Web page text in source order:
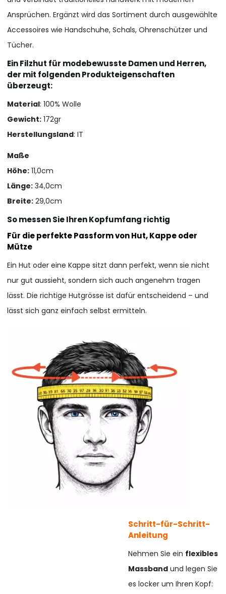
Ansprüchen. Ergänzt wird das Sortiment durch ausgewählte
Accessoires wie Handschuhe, Schals, Ohrenschützer und
Tücher.
Ein Filzhut für modebewusste Damen und Herren,
der mit folgenden Produkteigenschaften
überzeugt:
Material: 100% Wolle
Gewicht: 172gr
Herstellungsland: IT
Maße
Höhe: 11,0cm
Länge: 34,0cm
Breite: 29,0cm
So messen Sie Ihren Kopfumfang richtig
Für die perfekte Passform von Hut, Kappe oder
Mütze
Ein Hut oder eine Kappe sitzt dann perfekt, wenn sie nicht
nur gut aussieht, sondern sich auch angenehm tragen
lässt. Die richtige Hutgrösse ist dafür entscheidend – und
lässt sich ganz einfach selbst ermitteln.
Schritt-für-Schritt-
Anleitung
Nehmen Sie ein flexibles
Massband und legen Sie
es locker um Ihren Kopf: